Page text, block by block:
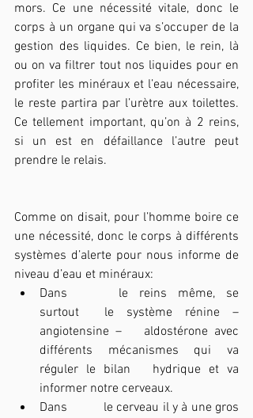
mors. Ce une nécessité vitale, donc le
corps à un organe qui va s’occuper de la
gestion des liquides. Ce bien, le rein, là
ou on va filtrer tout nos liquides pour en
profiter les minéraux et l’eau nécessaire,
le reste partira par l’urètre aux toilettes.
Ce tellement important, qu’on à 2 reins,
si un est en défaillance l’autre peut
prendre le relais.
Comme on disait, pour l’homme boire ce
une nécessité, donc le corps à différents
systèmes d’alerte pour nous informe de
niveau d’eau et minéraux:
Dans 	le reins même, se
surtout  le système rénine –
angiotensine – 	aldostérone avec
différents mécanismes qui va
réguler le bilan 	hydrique et va
informer notre cerveaux.
Dans 	le cerveau il y à une gros